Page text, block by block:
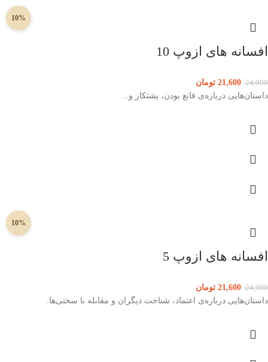
10%
افسانه های ازوپ 10
24,000
21,600 تومان
داستان‌هایی درباره‌ی قانع بودن، پشتکار و...
10%
افسانه های ازوپ 5
24,000
21,600 تومان
داستان‌هایی درباره‌ی اعتماد، شناخت دیگران و مقابله با سختی‌ها.